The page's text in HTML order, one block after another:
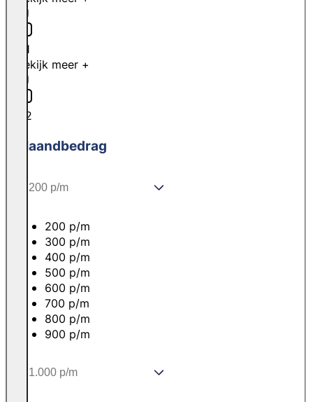
H1
Bekijk meer +
H2
Maandbedrag
200 p/m
300 p/m
400 p/m
500 p/m
600 p/m
700 p/m
800 p/m
900 p/m